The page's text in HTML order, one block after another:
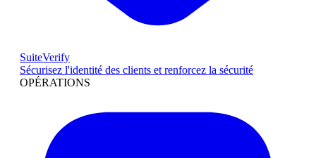
SuiteVerify
Sécurisez l'identité des clients et renforcez la sécurité
OPÉRATIONS